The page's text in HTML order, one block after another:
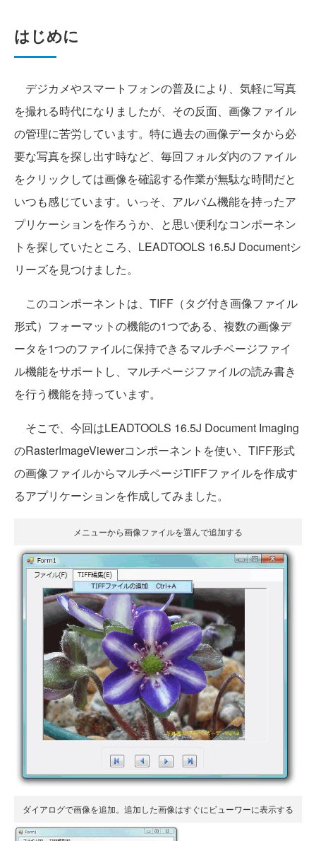
はじめに
デジカメやスマートフォンの普及により、気軽に写真
を撮れる時代になりましたが、その反面、画像ファイル
の管理に苦労しています。特に過去の画像データから必
要な写真を探し出す時など、毎回フォルダ内のファイル
をクリックしては画像を確認する作業が無駄な時間だと
いつも感じています。いっそ、アルバム機能を持ったア
プリケーションを作ろうか、と思い便利なコンポーネン
トを探していたところ、LEADTOOLS 16.5J Documentシ
リーズを見つけました。
このコンポーネントは、TIFF（タグ付き画像ファイル
形式）フォーマットの機能の1つである、複数の画像デ
ータを1つのファイルに保持できるマルチページファイ
ル機能をサポートし、マルチページファイルの読み書き
を行う機能を持っています。
そこで、今回はLEADTOOLS 16.5J Document Imaging
のRasterImageViewerコンポーネントを使い、TIFF形式
の画像ファイルからマルチページTIFFファイルを作成す
るアプリケーションを作成してみました。
メニューから画像ファイルを選んで追加する
ダイアログで画像を追加。追加した画像はすぐにビューワーに表示する